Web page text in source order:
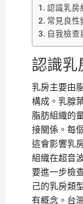
認識乳房
常見良性
自我檢查
認識乳
乳房主要由
構成。乳腺
脂肪組織的
接關係。每
這會影響乳
組織在超音
要進一步檢
己的乳房類
有概念。台